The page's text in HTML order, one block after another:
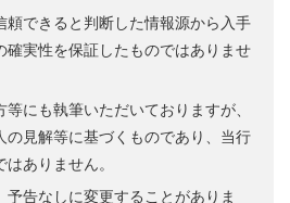
頼できると判断した情報源から入手
確実性を保証したものではありませ
にも執筆いただいておりますが、
の見解等に基づくものであり、当行
ありません。
予告なしに変更することがありま